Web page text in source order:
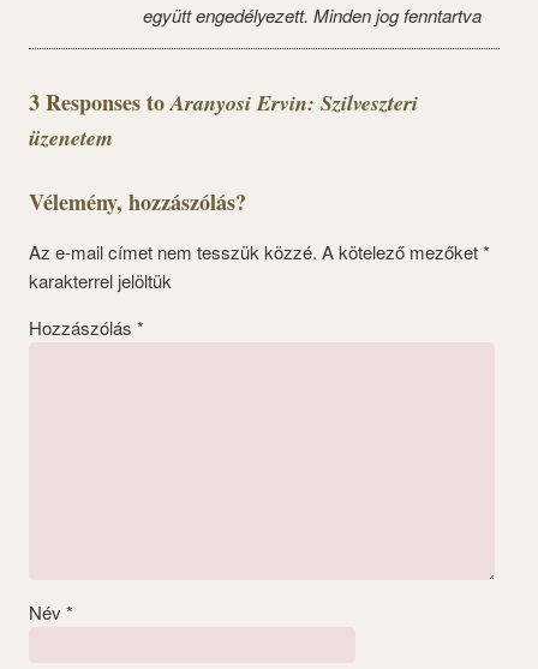
együtt engedélyezett. Minden jog fenntartva
3 Responses toAranyosi Ervin: Szilveszteri
üzenetem
Vélemény, hozzászólás?
Az e-mail címet nem tesszük közzé. A kötelező mezőket*
karakterrel jelöltük
Hozzászólás *
Név *